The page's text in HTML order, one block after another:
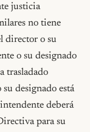
justicia
no tiene
director o su
o su designado
trasladado
designado está
deberá
para su